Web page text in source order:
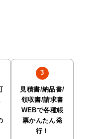
見積書/納品書/
領収書/請求書
WEBで各種帳
票かんたん発
行！